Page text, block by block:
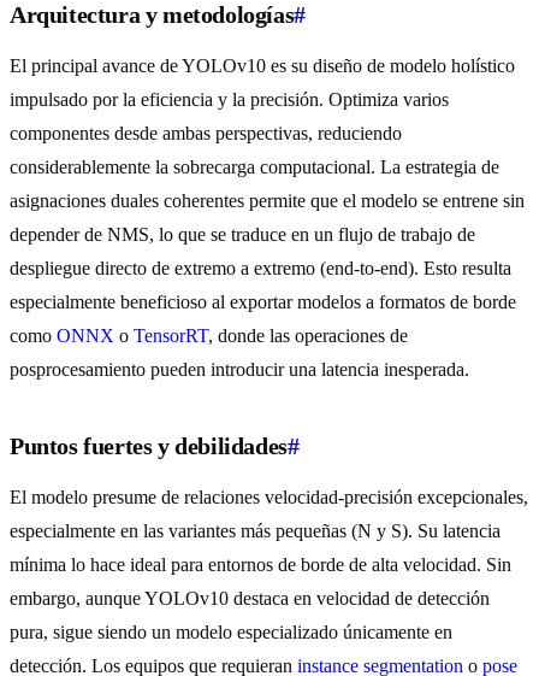
Arquitectura y metodologías#
El principal avance de YOLOv10 es su diseño de modelo holístico
impulsado por la eficiencia y la precisión. Optimiza varios
componentes desde ambas perspectivas, reduciendo
considerablemente la sobrecarga computacional. La estrategia de
asignaciones duales coherentes permite que el modelo se entrene sin
depender de NMS, lo que se traduce en un flujo de trabajo de
despliegue directo de extremo a extremo (end-to-end). Esto resulta
especialmente beneficioso al exportar modelos a formatos de borde
como ONNX o TensorRT, donde las operaciones de
posprocesamiento pueden introducir una latencia inesperada.
Puntos fuertes y debilidades#
El modelo presume de relaciones velocidad-precisión excepcionales,
especialmente en las variantes más pequeñas (N y S). Su latencia
mínima lo hace ideal para entornos de borde de alta velocidad. Sin
embargo, aunque YOLOv10 destaca en velocidad de detección
pura, sigue siendo un modelo especializado únicamente en
detección. Los equipos que requieran instance segmentation o pose